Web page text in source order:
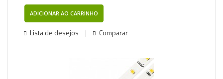
ADICIONAR AO CARRINHO
Lista de desejos Comparar